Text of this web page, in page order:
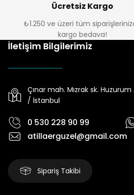
Ücretsiz Kargo
₺1.250 ve üzeri tüm
kargo bedava!
İletişim Bilgilerimiz
Çınar mah. Mızrak sk.
/ İstanbul
0 530 228 90 99
atillaerguzel@gmail.com
Sipariş Takibi